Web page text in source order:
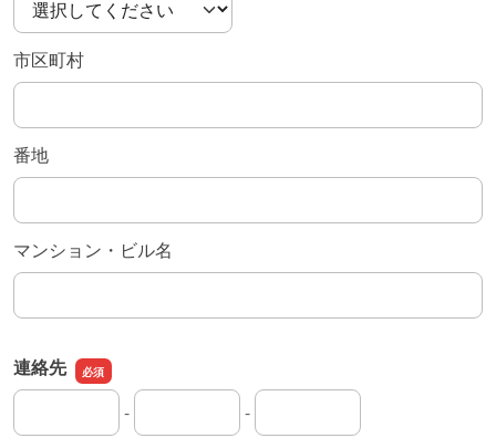
市区町村
番地
マンション・ビル名
連絡先
連絡先の市外局番
-
連絡先の市内局番 -
連絡先の加入者番号